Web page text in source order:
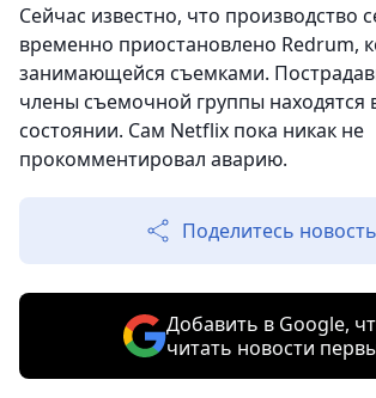
Сейчас известно, что производство
временно приостановлено Redrum,
занимающейся съемками.
члены съемочной группы находятся
состоянии. Сам Netflix пока никак не
прокомментировал аварию.
Поделитесь
Добавить в Google,
читать новости